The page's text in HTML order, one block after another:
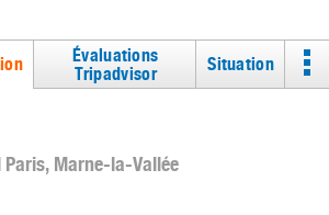
Évaluations
Tripadvisor
Situation
Paris, Marne-la-Vallée